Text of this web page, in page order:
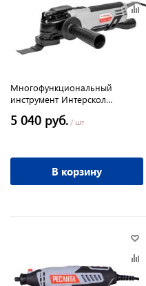
Многофункциональный
инструмент Интерскол
5 040 руб. / шт
В корзину